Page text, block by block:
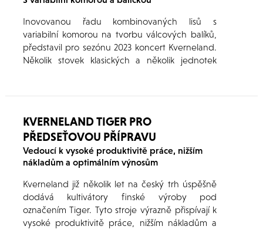
Inovovanou řadu kombinovaných lisů s
variabilní komorou na tvorbu válcových balíků,
představil pro sezónu 2023 koncert Kverneland.
Několik stovek klasických a několik jednotek
KVERNELAND TIGER PRO
PŘEDSEŤOVOU PŘÍPRAVU
Vedoucí k vysoké produktivitě práce, nižším
nákladům a optimálním výnosům
Kverneland již několik let na český trh úspěšně
dodává kultivátory finské výroby pod
označením Tiger. Tyto stroje výrazně přispívají k
vysoké produktivitě práce, nižším nákladům a